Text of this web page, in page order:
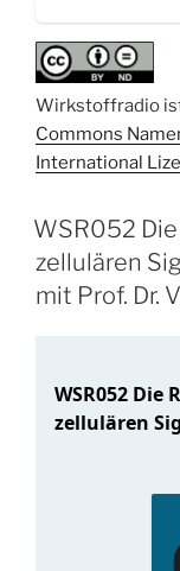
Haucke“
Wirkstoffradio
Commons
International
WSR052
zellulären
mit Prof. Dr.